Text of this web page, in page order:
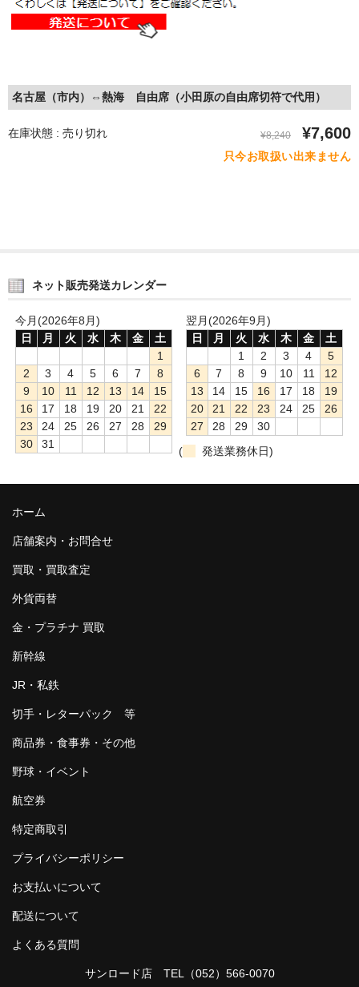
名古屋（市内）⇔熱海 自由席（小田原の自由席切符で代用）
在庫状態 : 売り切れ ¥8,240 ¥7,600
只今お取扱い出来ません
ネット販売発送カレンダー
今月(2026年8月)
日
月 火 水 木 金
土
1
2
3 4 5 6 7
8
9
10 11 12 13 14
15
16
17 18 19 20 21
22
23
24 25 26 27 28
29
30
31
翌月(2026年9月)
日
月 火 水 木 金
土
1
2 3 4
5
6
7 8 9 10 11
12
13
14 15 16 17 18
19
20
21 22 23 24 25
26
27
28 29
30
(
発送業務休日)
ホーム
店舗案内・お問合せ
買取・買取査定
外貨両替
金・プラチナ 買取
新幹線
JR・私鉄
切手・レターパック 等
商品券・食事券・その他
野球・イベント
航空券
特定商取引
プライバシーポリシー
お支払いについて
配送について
よくある質問
サンロード店 TEL （052）566-0070